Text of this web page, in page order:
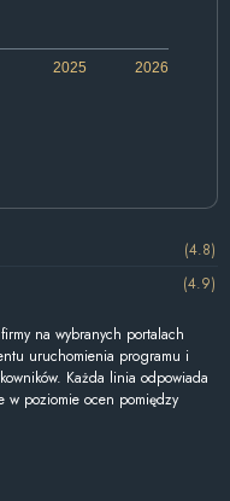
2026
2025
(4.8)
(4.9)
na wybranych portalach
uruchomienia programu i
Każda linia odpowiada
w poziomie ocen pomiędzy